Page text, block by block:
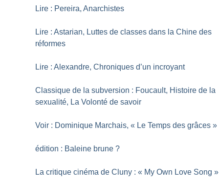
Lire : Pereira, Anarchistes
Lire : Astarian, Luttes de classes dans la Chine des
réformes
Lire : Alexandre, Chroniques d’un incroyant
Classique de la subversion : Foucault, Histoire de la
sexualité, La Volonté de savoir
Voir : Dominique Marchais, « Le Temps des grâces »
édition : Baleine brune ?
La critique cinéma de Cluny : « My Own Love Song »